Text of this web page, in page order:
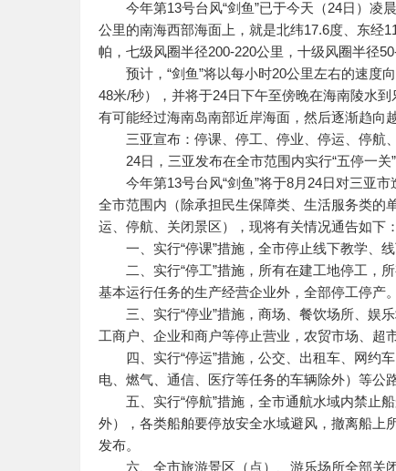
今年第13号台风“剑鱼”已于今天（24日）凌
公里的南海西部海面上，就是北纬17.6度、东经
帕，七级风圈半径200-220公里，十级风圈半径
预计，“剑鱼”将以每小时20公里左右的速度
48米/秒），并将于24日下午至傍晚在海南陵水
有可能经过海南岛南部近岸海面，然后逐渐趋向
三亚宣布：停课、停工、停业、停运、停航
24日，三亚发布在全市范围内实行“五停一关”
今年第13号台风“剑鱼”将于8月24日对三亚市
全市范围内（除承担民生保障类、生活服务类的
运、停航、关闭景区），现将有关情况通告如下：
一、实行“停课”措施，全市停止线下教学、线
二、实行“停工”措施，所有在建工地停工，所
基本运行任务的生产经营企业外，全部停工停产。
三、实行“停业”措施，商场、餐饮场所、娱
工商户、企业和商户等停止营业，农贸市场、超
四、实行“停运”措施，公交、出租车、网约
电、燃气、通信、医疗等任务的车辆除外）等公
五、实行“停航”措施，全市通航水域内禁止
外），各类船舶要停放安全水域避风，撤离船上
发布。
六、全市旅游景区（点）、游乐场所全部关